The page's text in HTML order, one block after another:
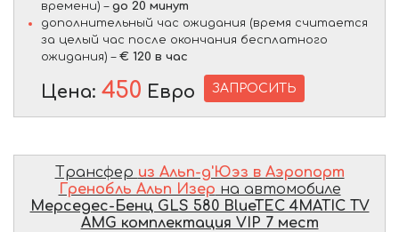
времени) – до 20 минут
дополнительный час ожидания (время считается
за целый час после окончания бесплатного
ожидания) – € 120 в час
Цена: 450 Евро ЗАПРОСИТЬ
Трансфер из Альп-д'Юэз в Аэропорт
Гренобль Альп Изер на автомобиле
Мерседес-Бенц GLS 580 BlueTEC 4MATIC TV
AMG комплектация VIP 7 мест